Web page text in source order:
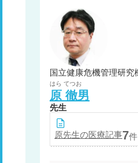
はら てつお
原 徹男
先生
原先生の医療記事7件